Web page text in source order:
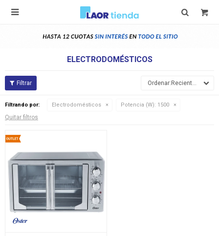

ELECTRODOMÉSTICOS
Recientes
Filtrando por: Electrodomésticos Potencia (W): 1500
Quitar filtros